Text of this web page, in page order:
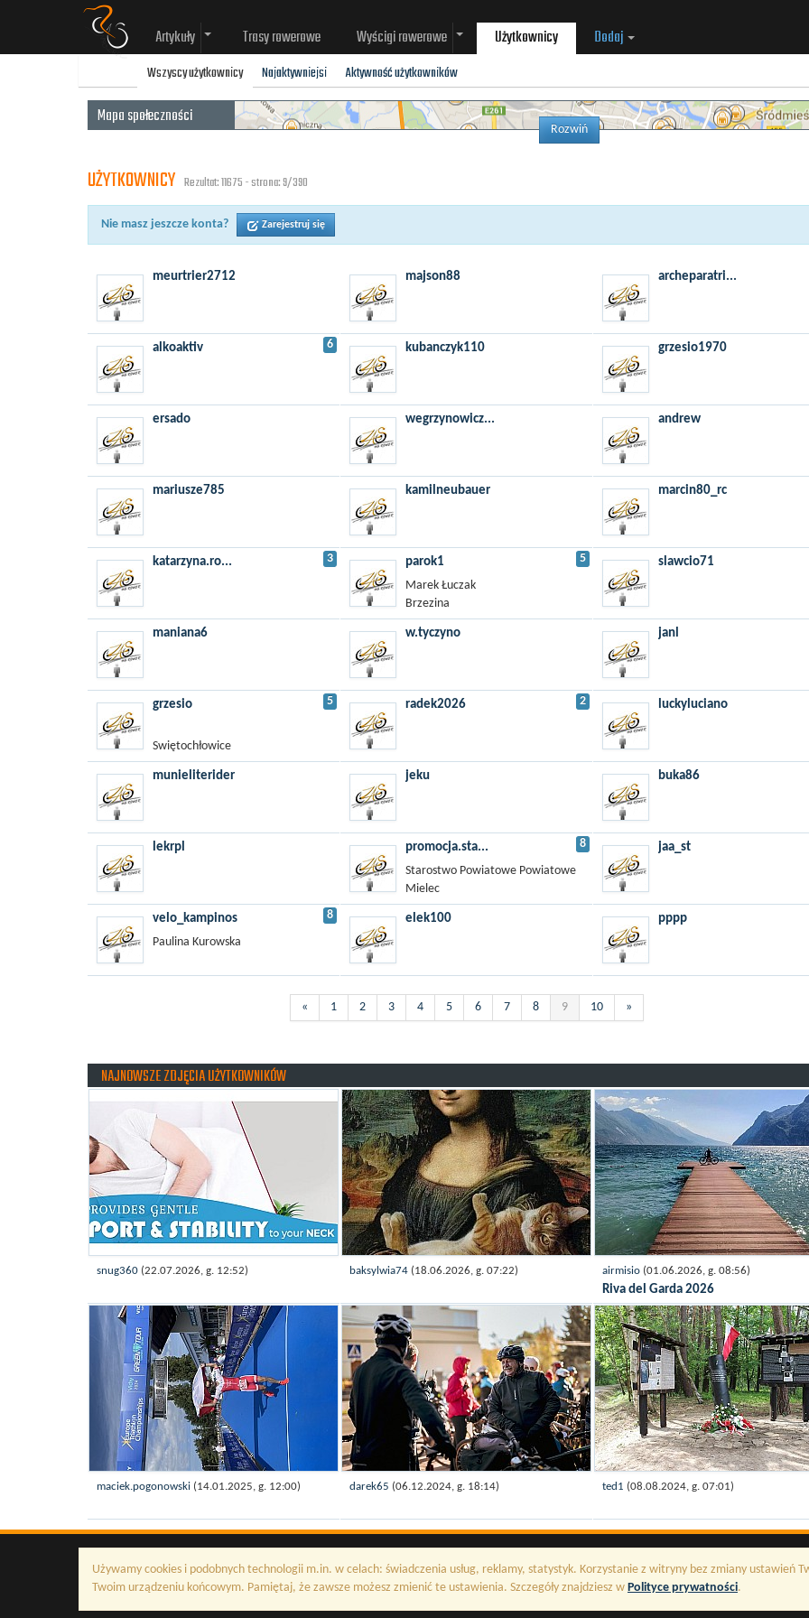
Artykuły Trasy rowerowe Wyścigi rowerowe Użytkownicy Dodaj
Wszyscy użytkownicy Najaktywniejsi Aktywność użytkowników
Mapa społeczności
Rozwiń
UŻYTKOWNICY Rezultat: 11675 - strona: 9/390
Nie masz jeszcze konta? Zarejestruj się
meurtrier2712 majson88 archeparatri...
alkoaktiv 6 kubanczyk110 grzesio1970
ersado wegrzynowicz... andrew
mariusze785 kamilneubauer marcin80_rc
katarzyna.ro... 3 parok1
5
Marek Łuczak
Brzezina
slawcio71
maniana6 w.tyczyno janl
grzesio 5
Swiętochłowice
radek2026 2 luckyluciano
munieliterider jeku buka86
lekrpl promocja.sta...
8
Starostwo Powiatowe Powiatowe
Mielec
jaa_st
velo_kampinos
8
Paulina Kurowska
elek100 pppp
« 1 2 3 4 5 6 7 8 9 10 »
NAJNOWSZE ZDJĘCIA UŻYTKOWNIKÓW
snug360 (22.07.2026, g. 12:52) baksylwia74 (18.06.2026, g. 07:22) airmisio (01.06.2026, g. 08:56)
Riva del Garda 2026
maciek.pogonowski (14.01.2025, g. 12:00) darek65 (06.12.2024, g. 18:14) ted1 (08.08.2024, g. 07:01)
Używamy cookies i podobnych technologii m.in. w celach: świadczenia usług, reklamy, statystyk. Korzystanie z witryny bez zmiany ustawień
Twoim urządzeniu końcowym. Pamiętaj, że zawsze możesz zmienić te ustawienia. Szczegóły znajdziesz w Polityce prywatności.